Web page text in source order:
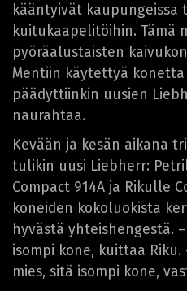
kääntyivät kaupungeissa
kuitukaapelitöihin. Tämä
pyöräalustaisten
Mentiin käytettyä
päädyttiinkin uusien
naurahtaa.
Kevään ja kesän aikana
tulikin uusi Liebherr:
Compact 914A ja Rikulle
koneiden kokoluokista
hyvästä yhteishengestä.
isompi kone, kuittaa
mies, sitä isompi kone,